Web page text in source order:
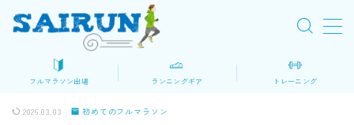
MENU
初めてのフルマラソン
フルマラソン出場 ランニングギア トレーニング
2026.03.03 初めてのフルマラソン